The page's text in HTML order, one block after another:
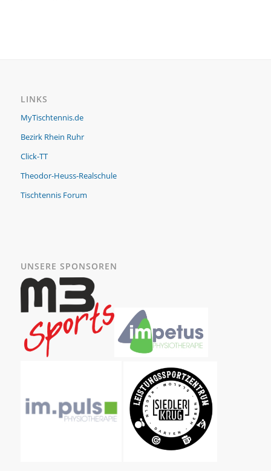
LINKS
MyTischtennis.de
Bezirk Rhein Ruhr
Click-TT
Theodor-Heuss-Realschule
Tischtennis Forum
UNSERE SPONSOREN